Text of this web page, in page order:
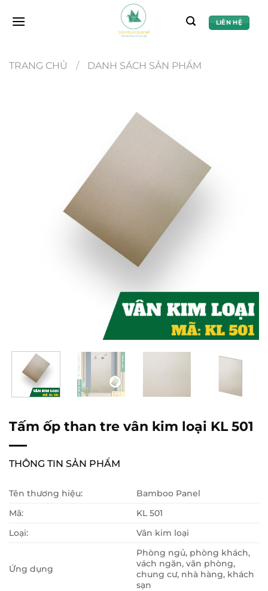
đến
LIÊN HỆ
TRANG CHỦ / DANH SÁCH SẢN PHẨM
Tấm ốp than tre vân kim loại KL 501
THÔNG TIN SẢN PHẨM
Tên thương hiệu:
Bamboo Panel
Mã:
KL 501
Loại:
Vân kim loại
Ứng dụng
Phòng ngủ, phòng khách,
vách ngăn, văn phòng,
chung cư, nhà hàng, khách
sạn